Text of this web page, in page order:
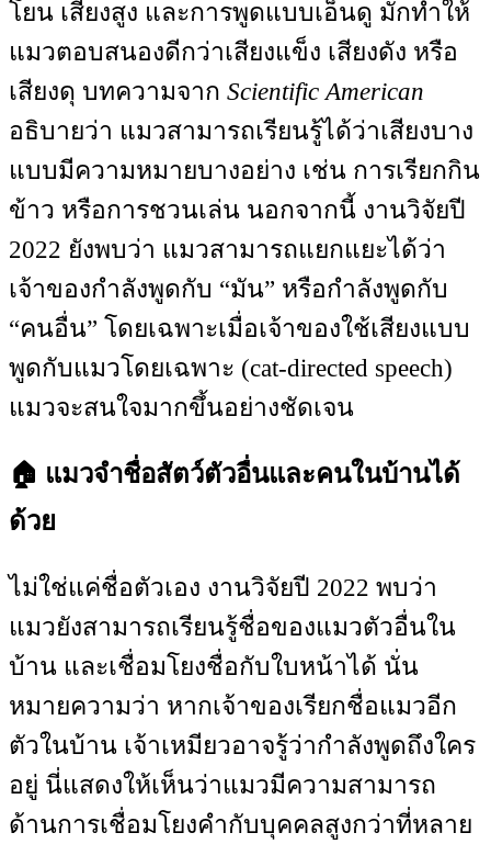
โยน เสียงสูง และการพูดแบบเอ็นดู มักทำให้
แมวตอบสนองดีกว่าเสียงแข็ง เสียงดัง หรือ
เสียงดุ บทความจาก Scientific American
อธิบายว่า แมวสามารถเรียนรู้ได้ว่าเสียงบาง
แบบมีความหมายบางอย่าง เช่น การเรียกกิน
ข้าว หรือการชวนเล่น นอกจากนี้ งานวิจัยปี
2022 ยังพบว่า แมวสามารถแยกแยะได้ว่า
เจ้าของกำลังพูดกับ “มัน” หรือกำลังพูดกับ
“คนอื่น” โดยเฉพาะเมื่อเจ้าของใช้เสียงแบบ
พูดกับแมวโดยเฉพาะ (cat-directed speech)
แมวจะสนใจมากขึ้นอย่างชัดเจน
🏠 แมวจำชื่อสัตว์ตัวอื่นและคนในบ้านได้
ด้วย
ไม่ใช่แค่ชื่อตัวเอง งานวิจัยปี 2022 พบว่า
แมวยังสามารถเรียนรู้ชื่อของแมวตัวอื่นใน
บ้าน และเชื่อมโยงชื่อกับใบหน้าได้ นั่น
หมายความว่า หากเจ้าของเรียกชื่อแมวอีก
ตัวในบ้าน เจ้าเหมียวอาจรู้ว่ากำลังพูดถึงใคร
อยู่ นี่แสดงให้เห็นว่าแมวมีความสามารถ
ด้านการเชื่อมโยงคำกับบุคคลสูงกว่าที่หลาย